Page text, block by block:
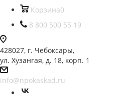
Корзина0
8 800 500 55 19
428027, г. Чебоксары,
ул. Хузангая, д. 18, корп. 1
info@npokaskad.ru